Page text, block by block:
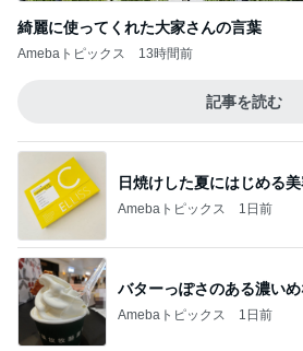
綺麗に使ってくれた大家さんの言葉
Amebaトピックス 13時間前
記事を読む
日焼けした夏にはじめる美
Amebaトピックス 1日前
バターっぽさのある濃い
Amebaトピックス 1日前